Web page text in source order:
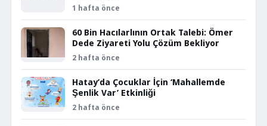
1 hafta önce
60 Bin Hacılarlının Ortak Talebi: Ömer
Dede Ziyareti Yolu Çözüm Bekliyor
2 hafta önce
Hatay’da Çocuklar İçin ‘Mahallemde
Şenlik Var’ Etkinliği
2 hafta önce